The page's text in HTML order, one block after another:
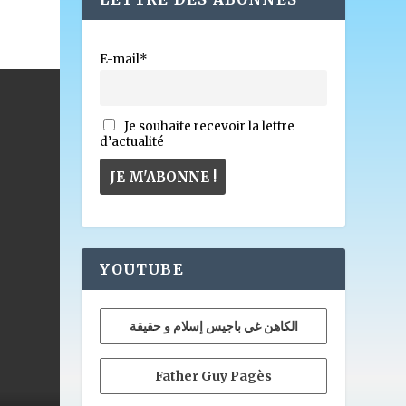
E-mail*
Je souhaite recevoir la lettre
d’actualité
YOUTUBE
الكاهن غي باجيس إسلام و حقيقة
Father Guy Pagès